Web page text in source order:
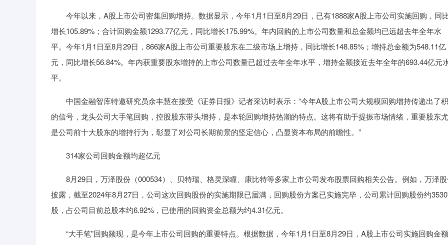
今年以来，A股上市公司密集回购增持。数据显示，今年1月1日至8月29日，已有1888家A股上市公司实施回购，同
增长105.89%；合计回购金额1293.77亿元，同比增长175.99%。年内回购的上市公司数量和总金额均已远超去年全年水
平。今年1月1日至8月29日，866家A股上市公司重要股东在二级市场上增持，同比增长148.85%；增持总金额为548.11亿
元，同比增长56.84%。年内获重要股东增持的上市公司数量已超过去年全年水平，增持金额接近去年全年的693.44亿元
平。
中国金融智库特邀研究员余丰慧在接受《证券日报》记者采访时表示：“今年A股上市公司大规模回购增持传递出了
的信号，龙头公司大手笔回购，控股股东带头增持，是本轮回购增持热潮的特点。这将有助于提振市场情绪，重要股东
是公司前十大股东的增持行为，彰显了对公司长期前景的坚定信心，凸显资本布局的前瞻性。”
314家公司回购金额均超亿元
8月29日，万泽股份（000534）、贝特瑞、格灵深瞳、康比特等多家上市公司发布股票回购相关公告。例如，万泽
披露，截至2024年8月27日，公司这次回购股份的实施期限已届满，回购股份方案已实施完毕，公司累计回购股份约
股，占公司目前总股本约6.92%，已使用的回购资金总额为约4.31亿元。
“大手笔”回购频现，是今年上市公司回购的重要特点。根据数据，今年1月1日至8月29日，A股上市公司实施回购金